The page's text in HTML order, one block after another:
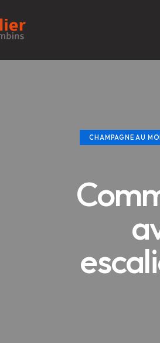
CHAMPAGNE AU